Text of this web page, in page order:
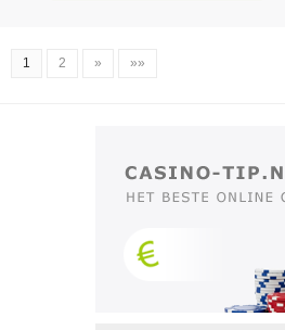
1 2 » »»